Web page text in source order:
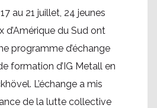
au 21 juillet, 24 jeunes
d’Amérique du Sud ont
programme d’échange
formation d’IG Metall en
L’échange a mis
de la lutte collective